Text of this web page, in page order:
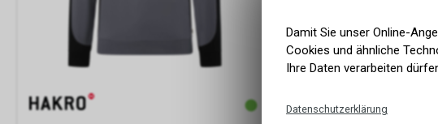
Damit Sie unser Online-
Cookies und ähnliche
Ihre Daten verarbeiten
Datenschutzerklärung